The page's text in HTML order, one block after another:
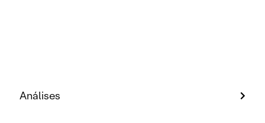
Análises